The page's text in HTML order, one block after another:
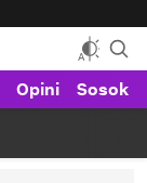
Opini Sosok